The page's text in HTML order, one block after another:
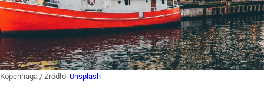
Kopenhaga / Źródło: Unsplash